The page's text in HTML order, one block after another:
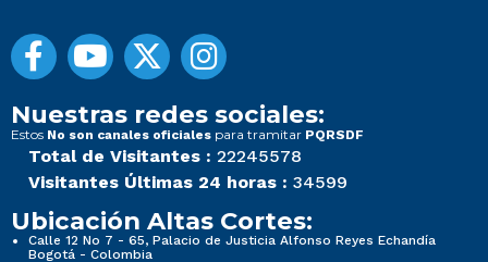
Nuestras redes sociales:
Estos No son canales oficiales para tramitar PQRSDF
Total de Visitantes : 22245578
Visitantes Últimas 24 horas : 34599
Ubicación Altas Cortes:
Calle 12 No 7 - 65, Palacio de Justicia Alfonso Reyes Echandía
Bogotá - Colombia